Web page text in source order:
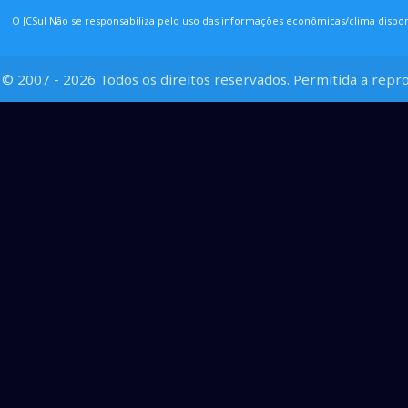
O JCSul Não se responsabiliza pelo uso das informações econômicas/clima
© 2007 - 2026 Todos os direitos reservados. Permitida a